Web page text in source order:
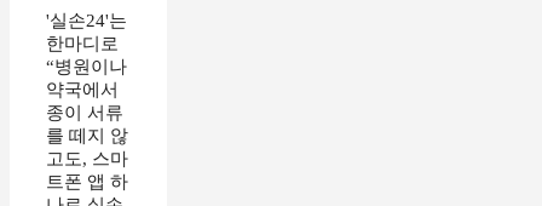
'실손24'는
한마디로
“병원이나
약국에서
종이 서류
를 떼지 않
고도, 스마
트폰 앱 하